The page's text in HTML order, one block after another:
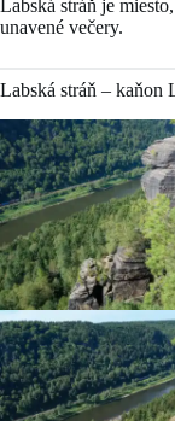
Labská stráň je
unavené večery.
Labská stráň – kaňon